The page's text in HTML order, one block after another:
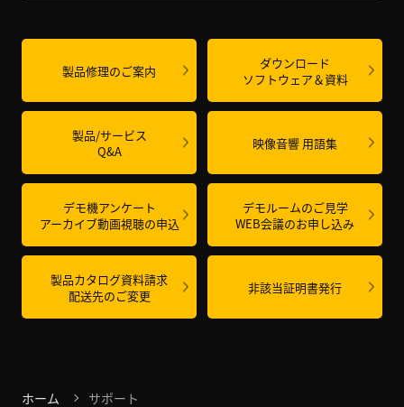
製品修理のご案内
ダウンロード
ソフトウェア＆資料
製品/サービス
Q&A
映像音響 用語集
デモ機アンケート
アーカイブ動画視聴の申込
デモルームのご見学
WEB会議のお申し込み
製品カタログ資料請求
配送先のご変更
非該当証明書発行
ホーム サポート